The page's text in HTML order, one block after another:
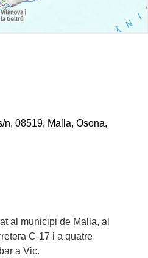
n, 08519, Malla, Osona,
al municipi de Malla, al
C-17 i a quatre
a Vic.